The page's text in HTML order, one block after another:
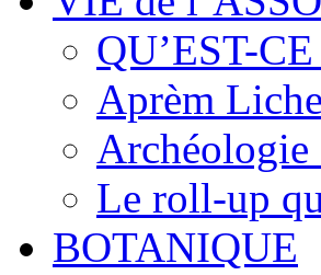
QU’EST-
Aprèm
Archéologie
Le roll-up
BOTANIQUE